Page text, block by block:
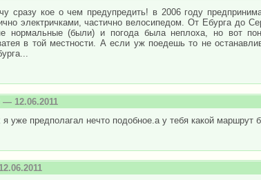
сразу кое о чем предупредить! в 2006 году
электричками, частично велосипедом. От Ебурга до
нормальные (были) и погода была неплоха, но вот
в той местности. А если уж поедешь то не
— 12.06.2011
уже предполагал нечто подобное.а у тебя какой маршрут